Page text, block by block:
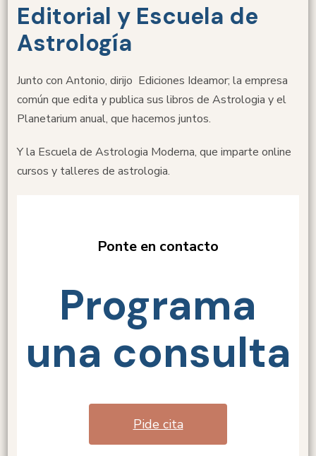
Editorial y Escuela de
Astrología
Junto con Antonio, dirijo Ediciones Ideamor; la empresa
común que edita y publica sus libros de Astrologia y el
Planetarium anual, que hacemos juntos.
Y la Escuela de Astrologia Moderna, que imparte online
cursos y talleres de astrologia.
Ponte en contacto
Programa
una consulta
Pide cita